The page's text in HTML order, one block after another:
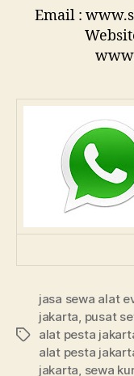
Email :
Tags
jasa sewa alat
jakarta, pusat
alat pesta
alat pesta
jakarta, sewa